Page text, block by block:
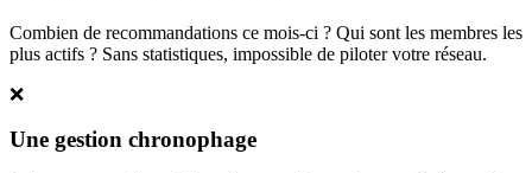
Combien de recommandations ce mois-ci ? Qui sont les membres les
plus actifs ? Sans statistiques, impossible de piloter votre réseau.
❌
Une gestion chronophage